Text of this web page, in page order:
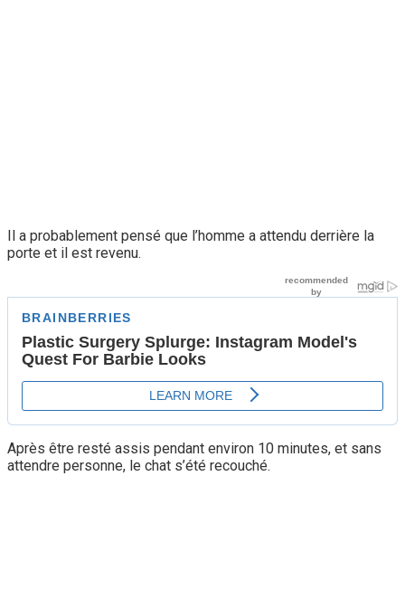
Il a probablement pensé que l’homme a attendu derrière la
porte et il est revenu.
Après être resté assis pendant environ 10 minutes, et sans
attendre personne, le chat s’été recouché.